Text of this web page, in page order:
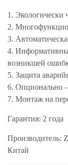
1. Экологически
2.
3.
4.
возникшей
5. Защита
6. Опционально
7. Монтаж на
Гарантия: 2 года
Производитель:
Китай